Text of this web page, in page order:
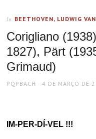
In BEETHOVEN, LUDWIG VAN
Corigliano
1827), Pärt
Grimaud)
AUTHOR
PQPBACH
POSTED
4 DE MARÇO DE
IM-PER-DÍ-VEL !!!